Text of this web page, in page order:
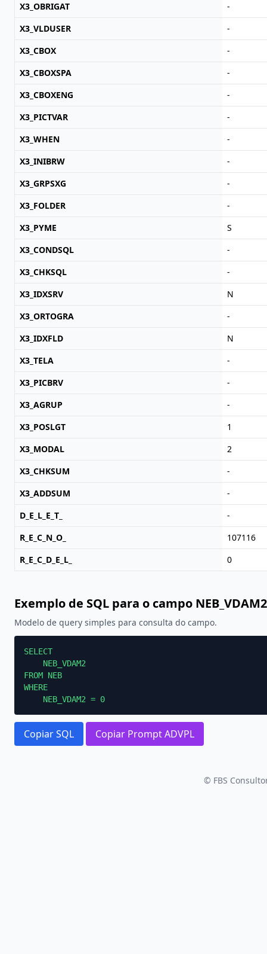
X3_OBRIGAT
-
X3_VLDUSER
-
X3_CBOX
-
X3_CBOXSPA
-
X3_CBOXENG
-
X3_PICTVAR
-
X3_WHEN
-
X3_INIBRW
-
X3_GRPSXG
-
X3_FOLDER
-
X3_PYME
S
X3_CONDSQL
-
X3_CHKSQL
-
X3_IDXSRV
N
X3_ORTOGRA
-
X3_IDXFLD
N
X3_TELA
-
X3_PICBRV
-
X3_AGRUP
-
X3_POSLGT
1
X3_MODAL
2
X3_CHKSUM
-
X3_ADDSUM
-
D_E_L_E_T_
-
R_E_C_N_O_
107116
R_E_C_D_E_L_
0
Exemplo de SQL para o campo NEB_VDAM2
Modelo de query simples para consulta do campo.
SELECT
    NEB_VDAM2
FROM NEB
WHERE
    NEB_VDAM2 = 0
Copiar SQL Copiar Prompt ADVPL
© FBS